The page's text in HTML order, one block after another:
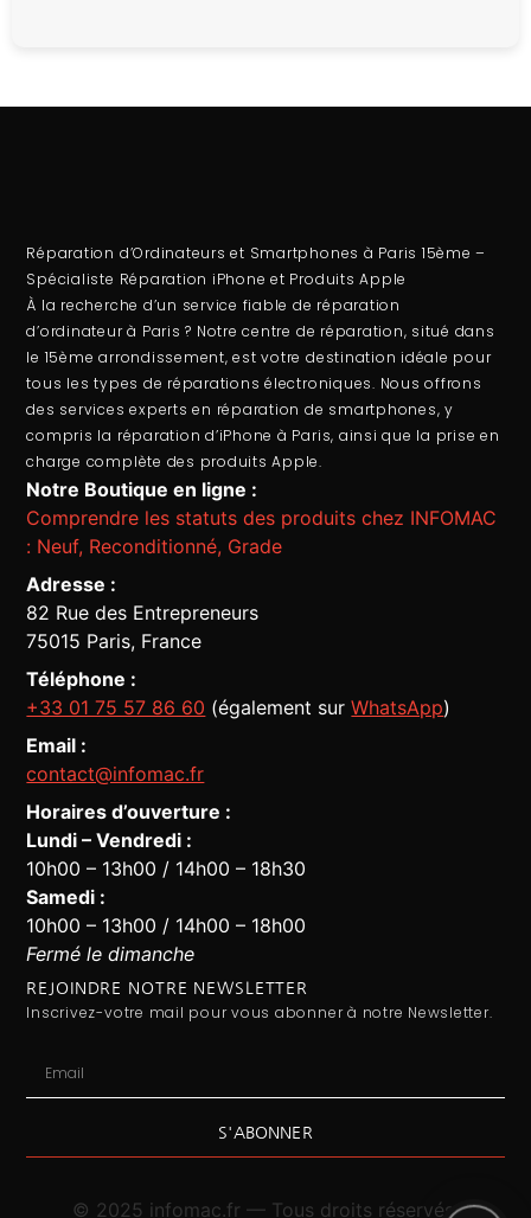
Réparation d’Ordinateurs et Smartphones à Paris 15ème –
Spécialiste Réparation iPhone et Produits Apple
À la recherche d’un service fiable de réparation
d’ordinateurà Paris ? Notre centre de réparation, situé dans
le 15ème arrondissement, est votre destination idéale pour
tous les types de réparations électroniques. Nous offrons
des services experts en réparation de smartphones, y
compris la réparation d’iPhone à Paris, ainsi que la prise en
charge complète des produits Apple.
Notre Boutique en ligne :
Comprendre les statuts des produits chez INFOMAC
: Neuf, Reconditionné, Grade
Adresse :
82 Rue des Entrepreneurs
75015 Paris, France
Téléphone :
+33 01 75 57 86 60 (également surWhatsApp)
Email :
contact@infomac.fr
Horaires d’ouverture :
Lundi – Vendredi :
10h00 – 13h00 / 14h00 – 18h30
Samedi :
10h00 – 13h00 / 14h00 – 18h00
Fermé le dimanche
REJOINDRE NOTRE NEWSLETTER
Inscrivez-votre mail pour vous abonner à notre Newsletter.
S'ABONNER
© 2025 infomac.fr — Tous droits réservés.
Assistant Infomac